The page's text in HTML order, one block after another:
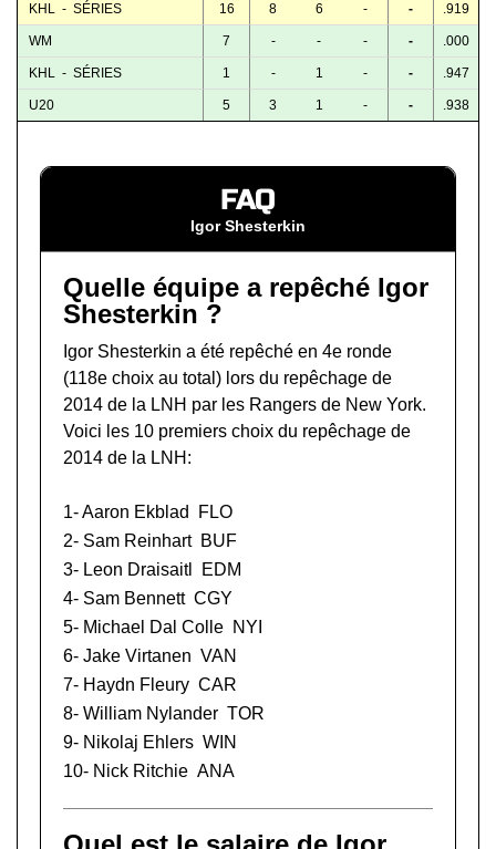
KHL - SÉRIES 16 8 6 - - .919
WM 7 - - - - .000
KHL - SÉRIES 1 - 1 - - .947
U20 5 3 1 - - .938
FAQ
Igor Shesterkin
Quelle équipe a repêché Igor
Shesterkin ?
Igor Shesterkin a été repêché en 4e ronde
(118e choix au total) lors du repêchage de
2014 de la LNH par les Rangers de New York.
Voici les 10 premiers choix du repêchage de
2014 de la LNH:
1-Aaron Ekblad
FLO
2- Sam Reinhart BUF
3- Leon Draisaitl
EDM
4- Sam Bennett CGY
5- Michael Dal Colle NYI
6- Jake Virtanen VAN
7- Haydn Fleury CAR
8- William Nylander TOR
9- Nikolaj Ehlers WIN
10- Nick Ritchie ANA